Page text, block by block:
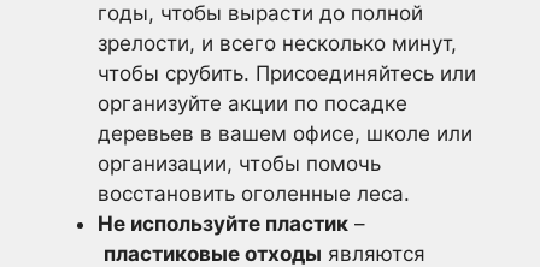
годы, чтобы вырасти до полной
зрелости, и всего несколько минут,
чтобы срубить. Присоединяйтесь или
организуйте акции по посадке
деревьев в вашем офисе, школе или
организации, чтобы помочь
восстановить оголенные леса.
Не используйте пластик –
пластиковые отходы являются